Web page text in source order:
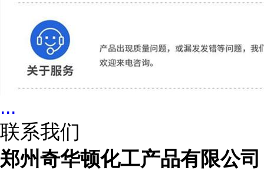
...
联系我们
郑州奇华顿化工产品有限公司